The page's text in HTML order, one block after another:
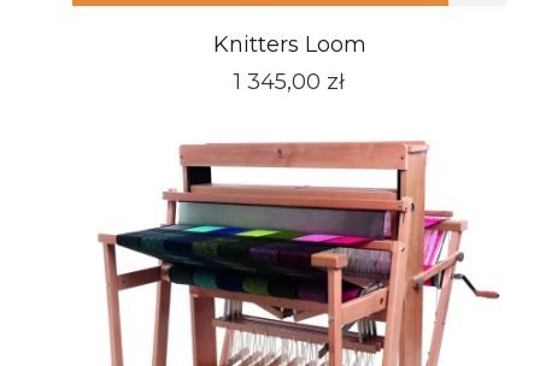
Knitters Loom
Cena
1 345,00 zł